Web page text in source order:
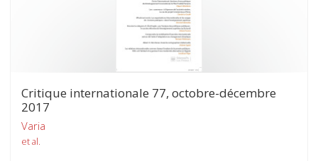
Critique internationale 77, octobre-décembre
2017
Varia
et al.